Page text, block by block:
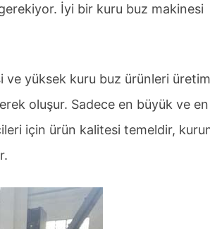
İyi bir kuru buz makinesi
ve yüksek kuru buz ürünleri
oluşur. Sadece en büyük ve
için ürün kalitesi temeldir,